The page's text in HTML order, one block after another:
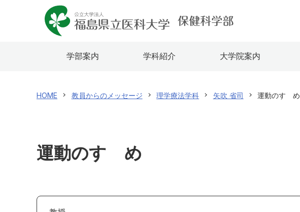
学部案内 学科紹介 大学院案内
HOME 教員からのメッセージ 理学療法学科 矢吹 省司 運動のすゝめ
運動のすゝめ